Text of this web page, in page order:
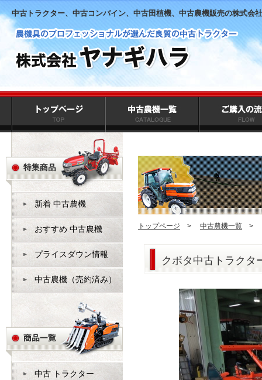
中古トラクター、中古コンバイン、中古田植機、中古農機販売の株式会
トップページ > 中古農機一覧 >
クボタ中古トラク
新着 中古農機
おすすめ 中古農機
プライスダウン情報
中古農機（売約済み）
中古 トラクター